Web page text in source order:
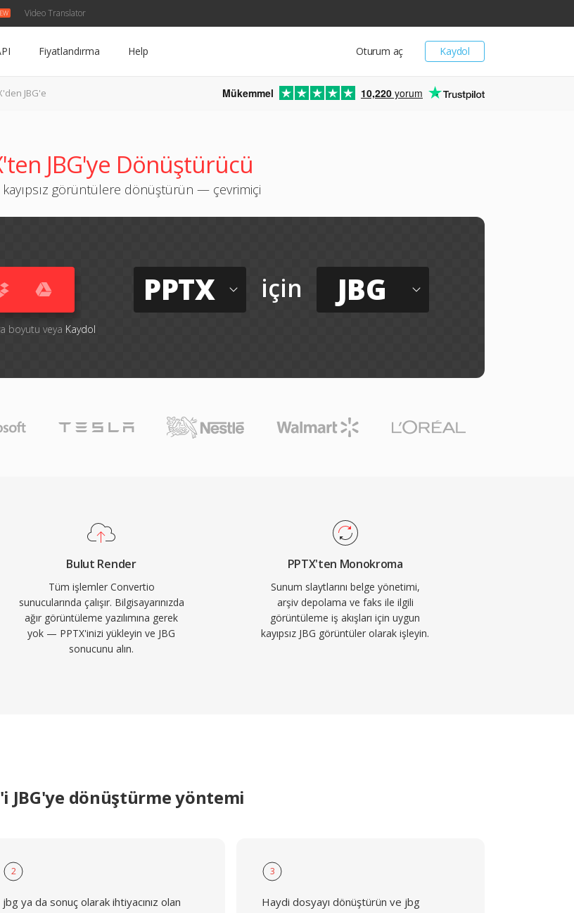
Video Translator
Kaydol
Oturum aç
Fiyatlandırma Help
JBG'e Mükemmel 10,220 yorum
JBG'ye Dönüştürücü
kayıpsız görüntülere dönüştürün — çevrimiçi
boyutu veya Kaydol
PPTX için JBG
Bulut Render
Tüm işlemler Convertio
sunucularında çalışır. Bilgisayarınızda
ağır görüntüleme yazılımına gerek
yok — PPTX'inizi yükleyin ve JBG
sonucunu alın.
PPTX'ten Monokroma
Sunum slaytlarını belge yönetimi,
arşiv depolama ve faks ile ilgili
görüntüleme iş akışları için uygun
kayıpsız JBG görüntüler olarak işleyin.
JBG'ye dönüştürme yöntemi
2
jbg ya da sonuç olarak ihtiyacınız olan
3
Haydi dosyayı dönüştürün ve jbg